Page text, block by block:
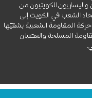
واليساريون الكويتيون من
الشعب في الكويت إلى
المقاومة الشعبية بشقيّها
المسلحة والعصيان